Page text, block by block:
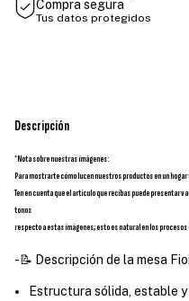
Compra segura
Tus datos protegidos
Descripción
*Nota sobre nuestras imágenes:
Para mostrarte cómo lucen nuestros productos en un
Ten en cuenta que el artículo que recibas puede presentar
tonos
respecto a estas imágenes; esto es natural en los
-📝 Descripción de la mesa
Estructura sólida, estable